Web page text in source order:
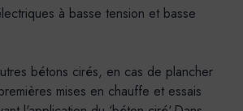
à basse tension et basse
bétons cirés, en cas de plancher
mises en chauffe et essais